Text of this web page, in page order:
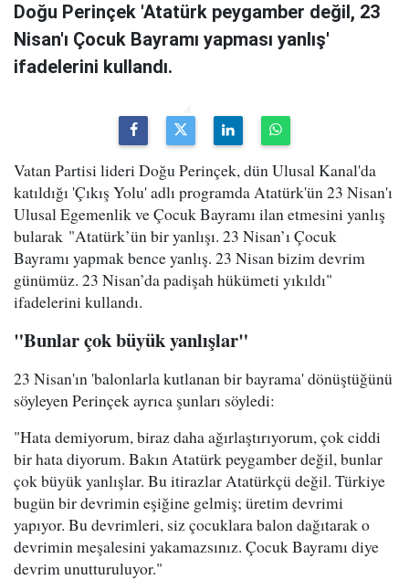
Doğu Perinçek 'Atatürk peygamber değil, 23
Nisan'ı Çocuk Bayramı yapması yanlış'
ifadelerini kullandı.
Vatan Partisi lideri Doğu Perinçek, dün Ulusal Kanal'da
katıldığı 'Çıkış Yolu' adlı programda Atatürk'ün 23 Nisan'ı
Ulusal Egemenlik ve Çocuk Bayramı ilan etmesini yanlış
bularak "Atatürk’ün bir yanlışı. 23 Nisan’ı Çocuk
Bayramı yapmak bence yanlış. 23 Nisan bizim devrim
günümüz. 23 Nisan’da padişah hükümeti yıkıldı"
ifadelerini kullandı.
"Bunlar çok büyük yanlışlar"
23 Nisan'ın 'balonlarla kutlanan bir bayrama' dönüştüğünü
söyleyen Perinçek ayrıca şunları söyledi:
"Hata demiyorum, biraz daha ağırlaştırıyorum, çok ciddi
bir hata diyorum. Bakın Atatürk peygamber değil, bunlar
çok büyük yanlışlar. Bu itirazlar Atatürkçü değil. Türkiye
bugün bir devrimin eşiğine gelmiş; üretim devrimi
yapıyor. Bu devrimleri, siz çocuklara balon dağıtarak o
devrimin meşalesini yakamazsınız. Çocuk Bayramı diye
devrim unutturuluyor."